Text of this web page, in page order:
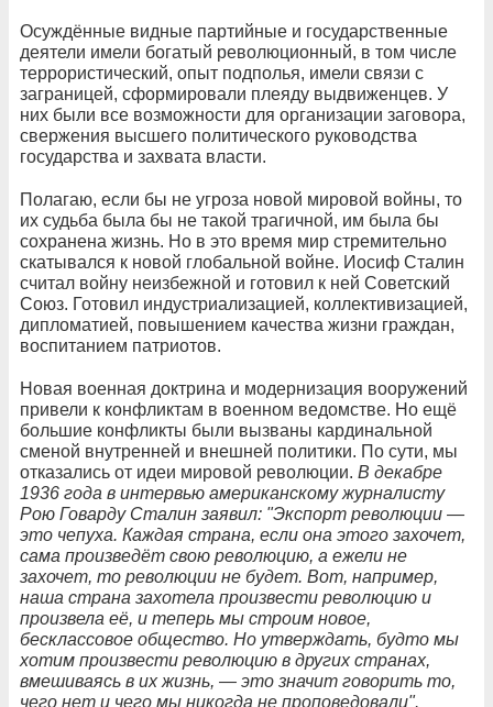
Осуждённые видные партийные и государственные
деятели имели богатый революционный, в том числе
террористический, опыт подполья, имели связи с
заграницей, сформировали плеяду выдвиженцев. У
них были все возможности для организации заговора,
свержения высшего политического руководства
государства и захвата власти.
Полагаю, если бы не угроза новой мировой войны, то
их судьба была бы не такой трагичной, им была бы
сохранена жизнь. Но в это время мир стремительно
скатывался к новой глобальной войне. Иосиф Сталин
считал войну неизбежной и готовил к ней Советский
Союз. Готовил индустриализацией, коллективизацией,
дипломатией, повышением качества жизни граждан,
воспитанием патриотов.
Новая военная доктрина и модернизация вооружений
привели к конфликтам в военном ведомстве. Но ещё
большие конфликты были вызваны кардинальной
сменой внутренней и внешней политики. По сути, мы
отказались от идеи мировой революции. В декабре
1936 года в интервью американскому журналисту
Рою Говарду Сталин заявил: "Экспорт революции —
это чепуха. Каждая страна, если она этого захочет,
сама произведёт свою революцию, а ежели не
захочет, то революции не будет. Вот, например,
наша страна захотела произвести революцию и
произвела её, и теперь мы строим новое,
бесклассовое общество. Но утверждать, будто мы
хотим произвести революцию в других странах,
вмешиваясь в их жизнь, — это значит говорить то,
чего нет и чего мы никогда не проповедовали".